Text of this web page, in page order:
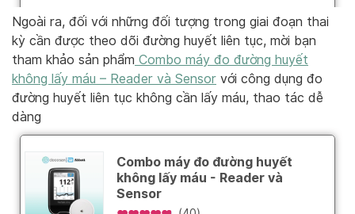
Ngoài ra, đối với những đối tượng trong giai đoạn thai
kỳ cần được theo dõi đường huyết liên tục, mời bạn
tham khảo sản phẩm Combo máy đo đường huyết
không lấy máu – Reader và Sensor với công dụng đo
đường huyết liên tục không cần lấy máu, thao tác dễ
dàng